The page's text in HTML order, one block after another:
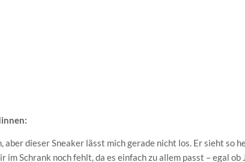
dieser Sneaker lässt mich gerade nicht los. Er sieht so
im Schrank noch fehlt, da es einfach zu allem passt – egal